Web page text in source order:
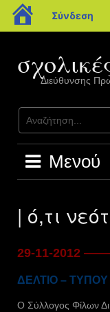
blogs.sch.gr
Σύνδεση
περιεχόμενο
Διεύθυνσης
Μενού
| ό,τι
29-11-
ΔΕΛΤΙΟ –
Ο Σύλλογος Φίλων